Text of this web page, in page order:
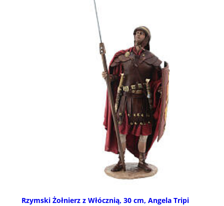
Rzymski Żołnierz z Włócznią, 30 cm, Angela Tripi